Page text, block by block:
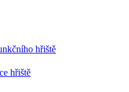
hřiště